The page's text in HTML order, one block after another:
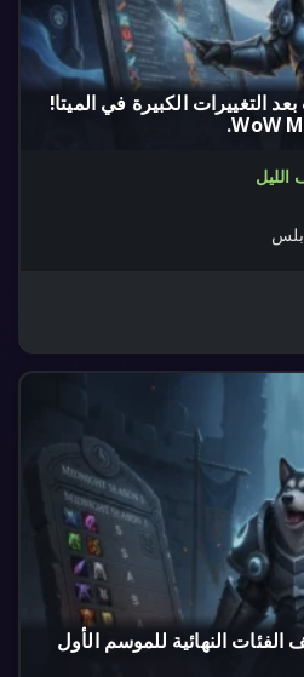
التغييرات الكبيرة في الميتا!
الفئات النهائية للموسم الأول